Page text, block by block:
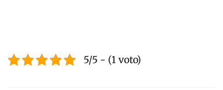
5/5 - (1 voto)